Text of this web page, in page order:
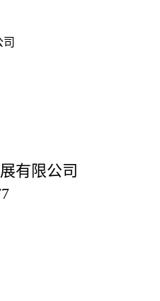
有限公司